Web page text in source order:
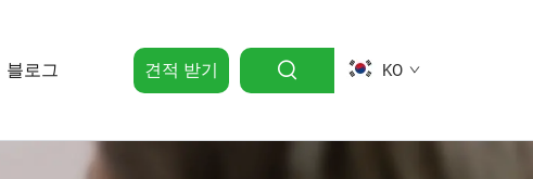
블로그 견적 받기 KO